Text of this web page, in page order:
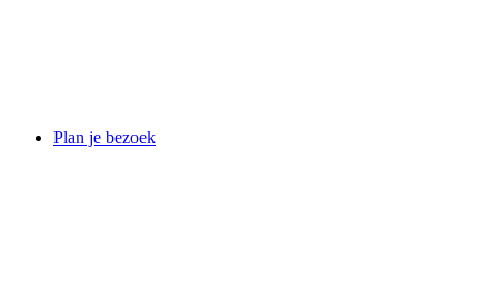
Plan je bezoek